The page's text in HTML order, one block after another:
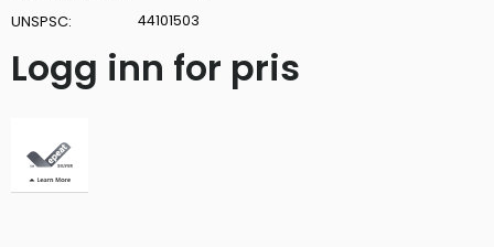
UNSPSC 44101503
Logg inn for pris